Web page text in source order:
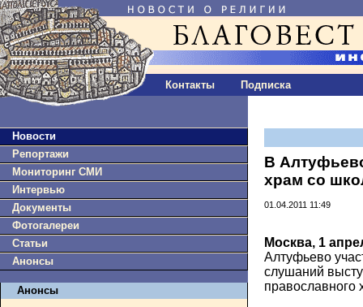
Контакты Подписка
Новости
Репортажи
Мониторинг СМИ
Интервью
Документы
Фотогалереи
Статьи
Анонсы
Анонсы
В
храм со
01.04.2011 11:49
Москва, 1
Алтуфьево
слушаний
православного